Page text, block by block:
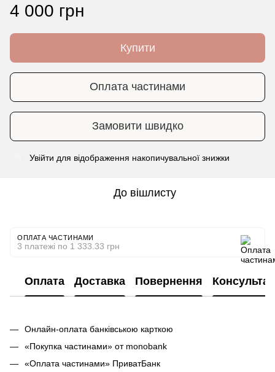
4 000 грн
Купити
Оплата частинами
Замовити швидко
Увійти для відображення накопичувальної знижки
До вішлисту
ОПЛАТА ЧАСТИНАМИ
3 платежі по 1 333.33 грн
Оплата Доставка Повернення
Онлайн-оплата банківською карткою
«Покупка частинами» от monobank
«Оплата частинами» ПриватБанк